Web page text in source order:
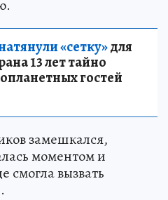
«сетку»для
13 лет тайно
гостей
замешкался,
моментом и
смогла вызвать